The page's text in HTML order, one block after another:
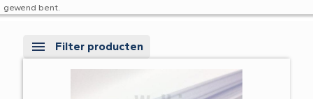
gewend bent.
Filter producten